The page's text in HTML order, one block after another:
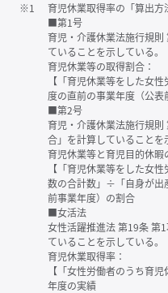
※1
育児休業取得率の「算出方
■第1号
育児・介護休業法施行規
ていることを示している。
育児休業等の取得割合：
【「育児休業等をした女
度の直前の事業年度（公
■第2号
育児・介護休業法施行規
合」を計算していることを
育児休業等と育児目的休暇
【「育児休業等をした女
数の合計数」÷「自身が出
前事業年度）の割合
■女活法
女性活躍推進法 第19条 第
ていることを示している。
育児休業取得率：
【「女性労働者のうち育
年度の実績